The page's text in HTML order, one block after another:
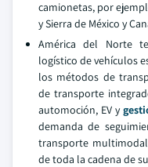
camionetas, por
y Sierra de México y
América del Norte
logístico de vehículos
los métodos de
de transporte
automoción, EV y
demanda de
transporte
de toda la cadena de